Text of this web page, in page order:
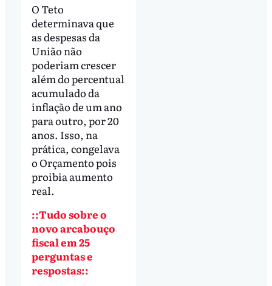
O Teto
determinava que
as despesas da
União não
poderiam crescer
além do percentual
acumulado da
inflação de um ano
para outro, por 20
anos. Isso, na
prática, congelava
o Orçamento pois
proibia aumento
real.
::Tudo sobre o
novo arcabouço
fiscal em 25
perguntas e
respostas::